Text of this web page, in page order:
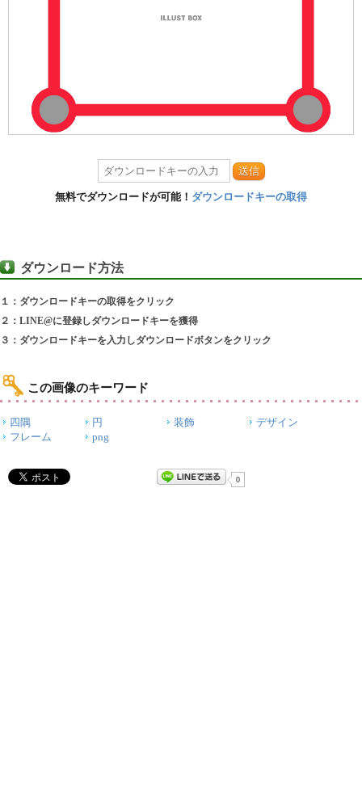
送信
無料でダウンロードが可能！ ダウンロードキーの取得
ダウンロード方法
１：ダウンロードキーの取得をクリック
２：LINE@に登録しダウンロードキーを獲得
３：ダウンロードキーを入力しダウンロードボタンをクリック
この画像のキーワード
四隅 円 装飾
デザイン
フレーム
png
0